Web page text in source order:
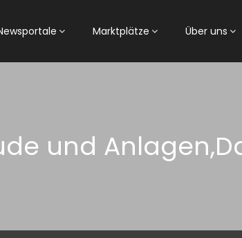
Marktplätze Über uns
und